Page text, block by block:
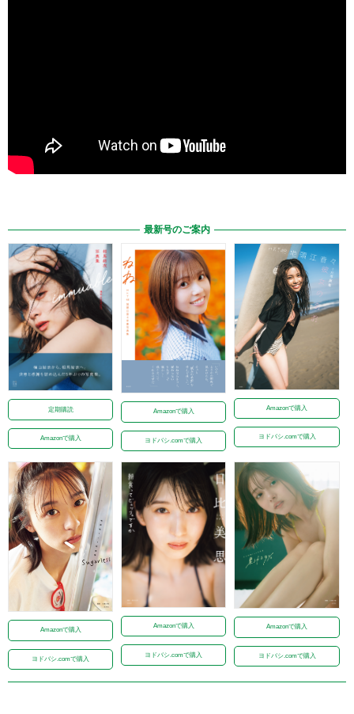
最新号のご案内
定期購読
Amazonで購入
Amazonで購入
ヨドバシ.comで購入
Amazonで購入
ヨドバシ.comで購入
Amazonで購入
ヨドバシ.comで購入
Amazonで購入
ヨドバシ.comで購入
Amazonで購入
ヨドバシ.comで購入